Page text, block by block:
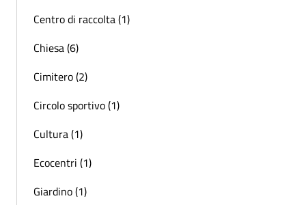
Centro di raccolta (1)
Chiesa (6)
Cimitero (2)
Circolo sportivo (1)
Cultura (1)
Ecocentri (1)
Giardino (1)